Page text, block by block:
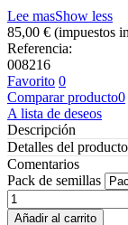
Lee masShow less
85,00 € (impuestos
Referencia:
008216
Favorito 0
Comparar producto0
A lista de deseos
Descripción
Detalles del producto
Comentarios
Pack de semillas
Añadir al carrito